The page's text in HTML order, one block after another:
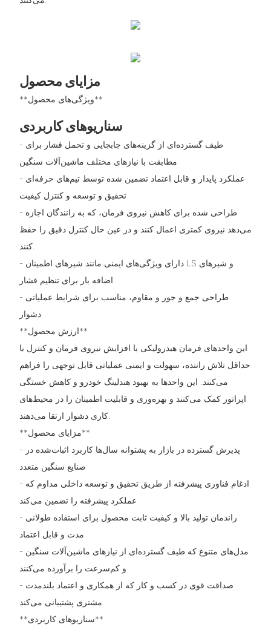
مزایای محصول
**ویژگی‌های محصول**
سناریوهای کاربردی
- طیف گسترده‌ای از گزینه‌های جابجایی و تحمل فشار برای
مطابقت با نیازهای مختلف ماشین‌آلات سنگین
- عملکرد پایدار و قابل اعتماد تضمین شده توسط تیم‌های حرفه‌ای
تحقیق و توسعه و کنترل کیفیت
- طراحی شده برای کاهش نیروی فرمان، که به رانندگان اجازه
می‌دهد نیروی کمتری اعمال کنند و در عین حال کنترل دقیق را حفظ
کنند.
- دارای ویژگی‌های ایمنی مانند شیرهای اطمینان LS و شیرهای
اضافه بار برای تنظیم فشار
- طراحی جمع و جور و مقاوم، مناسب برای شرایط عملیاتی
دشوار
**ارزش محصول**
این واحدهای فرمان هیدرولیکی با افزایش نیروی فرمان و کنترل با
حداقل تلاش راننده، سهولت و ایمنی عملیاتی قابل توجهی را فراهم
می‌کنند. این واحدها به بهبود هندلینگ خودرو و کاهش خستگی
اپراتور کمک می‌کنند و بهره‌وری و قابلیت اطمینان را در محیط‌های
کاری دشوار ارتقا می‌دهند.
**مزایای محصول**
- پذیرش گسترده در بازار به پشتوانه سال‌ها کاربرد اثبات‌شده در
صنایع سنگین متعدد
- ادغام فناوری پیشرفته از طریق تحقیق و توسعه داخلی مداوم که
عملکرد پیشرفته را تضمین می‌کند
- راندمان تولید بالا و کیفیت ثابت محصول برای استفاده طولانی
مدت و قابل اعتماد
- مدل‌های متنوع که طیف گسترده‌ای از نیازهای ماشین‌آلات سنگین
و کم‌سرعت را برآورده می‌کنند
- صداقت قوی در کسب و کار که از همکاری و اعتماد بلندمدت
مشتری پشتیبانی می‌کند
**سناریوهای کاربردی**